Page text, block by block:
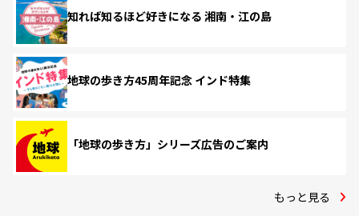
知れば知るほど好きになる 湘南・江の島
地球の歩き方45周年記念 インド特集
「地球の歩き方」シリーズ広告のご案内
もっと見る